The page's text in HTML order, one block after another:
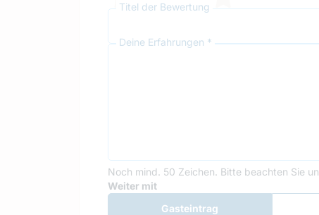
Titel der Bewertung
Deine Erfahrungen *
Noch mind. 50 Zeichen. Bitte beachten Sie
Google Recaptcha
Weiter mit
Gasteintrag